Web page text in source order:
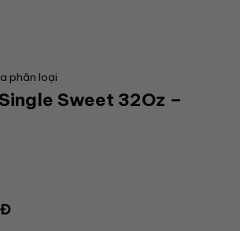
phân loại
Sweet 32Oz –